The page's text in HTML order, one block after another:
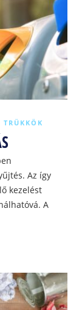
TRÜKKÖK
Az így
kezelést
A